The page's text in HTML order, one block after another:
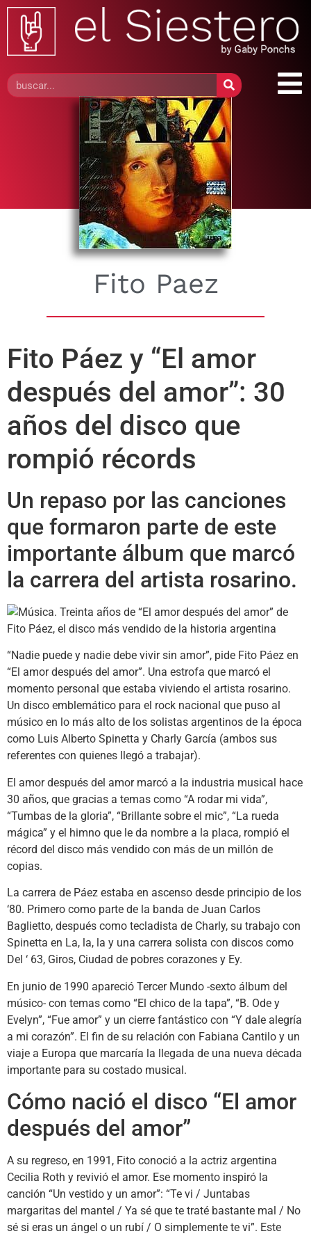
Fito Paez
Fito Páez y “El amor
después del amor”: 30
años del disco que
rompió récords
Un repaso por las canciones
que formaron parte de este
importante álbum que marcó
la carrera del artista rosarino.
“Nadie puede y nadie debe vivir sin amor”, pide Fito Páez en
“El amor después del amor”. Una estrofa que marcó el
momento personal que estaba viviendo el artista rosarino.
Un disco emblemático para el rock nacional que puso al
músico en lo más alto de los solistas argentinos de la época
como Luis Alberto Spinetta y Charly García (ambos sus
referentes con quienes llegó a trabajar).
El amor después del amor marcó a la industria musical hace
30 años, que gracias a temas como “A rodar mi vida”,
“Tumbas de la gloria”, “Brillante sobre el mic”, “La rueda
mágica” y el himno que le da nombre a la placa, rompió el
récord del disco más vendido con más de un millón de
copias.
La carrera de Páez estaba en ascenso desde principio de los
‘80. Primero como parte de la banda de Juan Carlos
Baglietto, después como tecladista de Charly, su trabajo con
Spinetta en La, la, la y una carrera solista con discos como
Del ‘ 63, Giros, Ciudad de pobres corazones y Ey.
En junio de 1990 apareció Tercer Mundo -sexto álbum del
músico- con temas como “El chico de la tapa”, “B. Ode y
Evelyn”, “Fue amor” y un cierre fantástico con “Y dale alegría
a mi corazón”. El fin de su relación con Fabiana Cantilo y un
viaje a Europa que marcaría la llegada de una nueva década
importante para su costado musical.
Cómo nació el disco “El amor
después del amor”
A su regreso, en 1991, Fito conoció a la actriz argentina
Cecilia Roth y revivió el amor. Ese momento inspiró la
canción “Un vestido y un amor”: “Te vi / Juntabas
margaritas del mantel / Ya sé que te traté bastante mal / No
sé si eras un ángel o un rubí / O simplemente te vi”. Este